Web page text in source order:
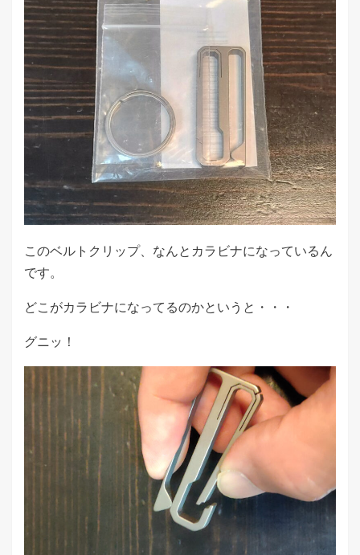
このベルトクリップ、なんとカラビナになっているん
です。
どこがカラビナになってるのかというと・・・
グニッ！